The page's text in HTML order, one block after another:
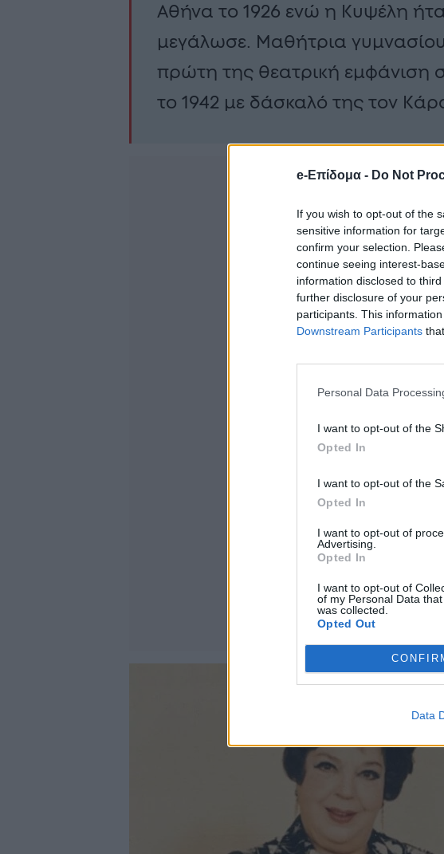
e-Επίδομα - Do Not
If you wish to opt-out of the
sensitive information for
confirm your selection.
continue seeing interest-
information disclosed to
further disclosure of your
participants. This
Downstream Participants
Personal Data
I want to opt-out of the
Opted In
I want to opt-out of the
Opted In
I want to opt-out of
Advertising.
Opted In
I want to opt-out of
of my Personal Data
was collected.
Opted Out
Data
Αθήνα το 1926 ενώ η Κυψέλη
μεγάλωσε. Μαθήτρια
πρώτη της θεατρική εμφάνιση
το 1942 με δάσκαλό της τον